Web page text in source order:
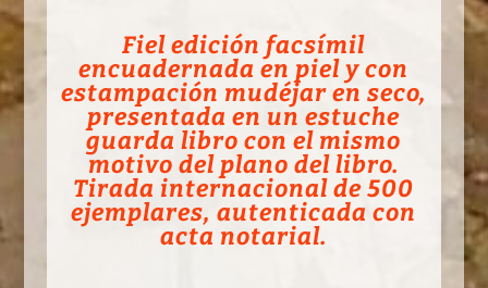
Fiel edición facsímil
encuadernada en piel y con
estampación mudéjar en seco,
presentada en un estuche
guarda libro con el mismo
motivo del plano del libro.
Tirada internacional de 500
ejemplares, autenticada con
acta notarial.